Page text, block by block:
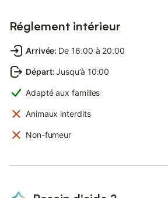
Réglement intérieur
Arrivée: De 16:00 à 20:00
Départ:Jusqu’à 10:00
Adapté aux familles
Animaux interdits
Non-fumeur